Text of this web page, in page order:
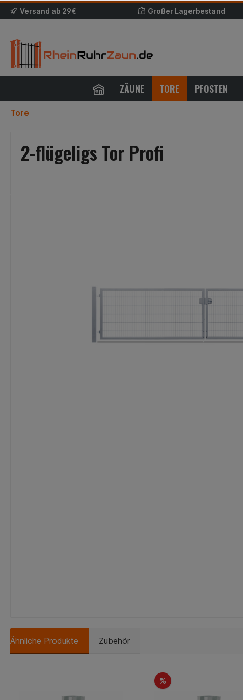
Versand ab 29€ Großer Lagerbestand
ZÄUNE TORE PFOSTEN
Tore
2-flügeligs Tor Profi
Ähnliche Produkte Zubehör
%